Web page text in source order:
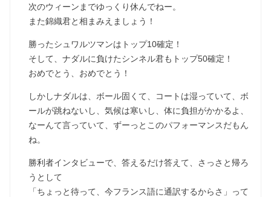
次のウィーンまでゆっくり休んでねー。
また錦織君と相まみえましょう！
勝ったシュワルツマンはトップ10確定！
そして、ナダルに負けたシンネル君もトップ50確定！
おめでとう、おめでとう！
しかしナダルは、ボール固くて、コートは湿っていて、ボ
ールが跳ねないし、気候は寒いし、体に負担がかかるよ、
なーんて言っていて、ずーっとこのパフォーマンスだもん
ね。
勝利者インタビューで、答えるだけ答えて、さっさと帰ろ
うとして
「ちょっと待って、今フランス語に通訳するからさ」って